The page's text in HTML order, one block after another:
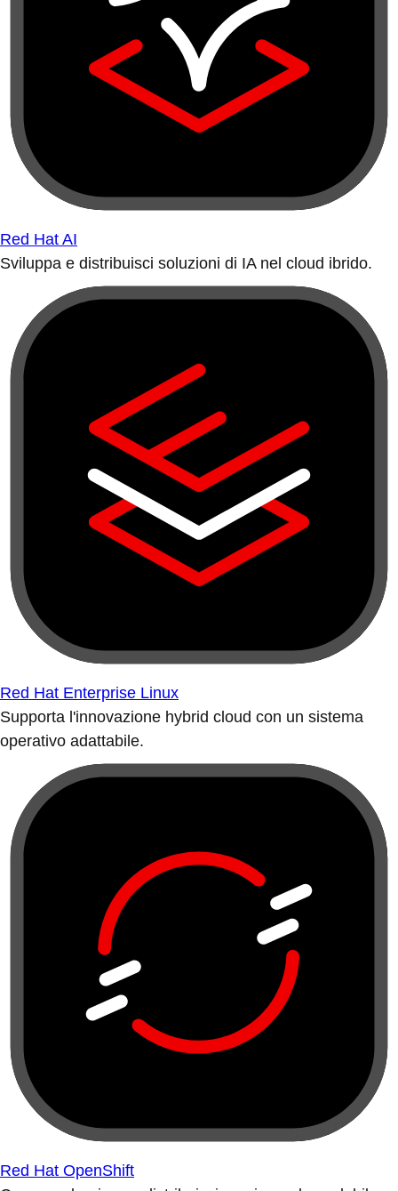
Red Hat AI
Sviluppa e distribuisci soluzioni di IA nel cloud ibrido.
Red Hat Enterprise Linux
Supporta l'innovazione hybrid cloud con un sistema
operativo adattabile.
Red Hat OpenShift